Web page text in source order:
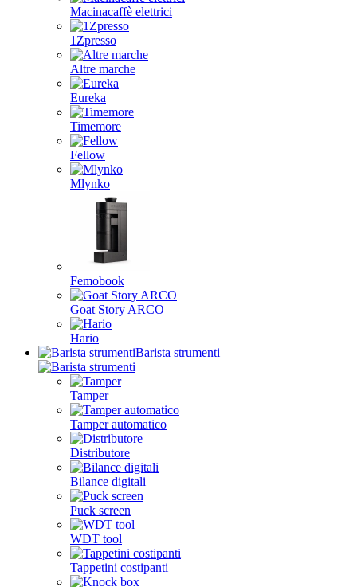
Macinacaffè elettrici
1Zpresso
Altre marche
Eureka
Timemore
Fellow
Mlynko
Femobook
Goat Story ARCO
Hario
Barista strumenti
Tamper
Tamper automatico
Distributore
Bilance digitali
Puck screen
WDT tool
Tappetini costipanti